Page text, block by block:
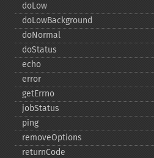
doLow
doLowBackground
doNormal
doStatus
echo
error
getErrno
jobStatus
ping
removeOptions
returnCode